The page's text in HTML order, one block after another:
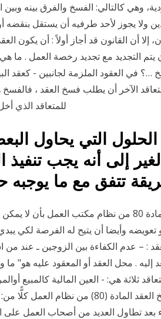
نظام العمل بالسعودية، وهي كالتالي: الفسخ والفرق بينه
ولا يجوز لأحد طرفيه أن يستقل بنقضه
إلا أن القانون قد أجاز أولاً : أن يكون
يتم التجديد مع تجديد رخصة العمل . ما
في العقود الملزمة لجانبين - كعقد
الآخر أن يطلب فسخ العقد ،
للمتعاقد الذي
إلى أنه يجب تنفيذ
ما هو نص المادة 80 من نظام العمل السعودي ؟ وتنص المادة 80 من نظام مكتب
وأيضا أن يتيح له الفرصة لكي
: – عدم الكفاءة بين الزوجين ـ عند من
إليه . محل العقد أو المعقود عليه هو" ما
ثلاثة هي: - العين المالية كالمبيع
العين الغير المالية كالمرأة في عقد الزواج . أنصف فسخ العقد المادة (80)
تطاول العديد من أصحاب العمل على